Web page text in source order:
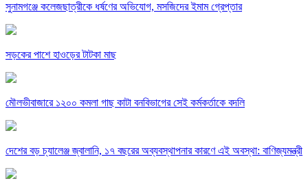
সুনামগঞ্জে কলেজছাত্রীকে ধর্ষণের অভিযোগ, মসজিদের ইমাম গ্রেপ্তার
সড়কের পাশে হাওড়ের টাটকা মাছ
মৌলভীবাজারে ১২০০ কমলা গাছ কাটা বনবিভাগের সেই কর্মকর্তাকে বদলি
দেশের বড় চ্যালেঞ্জ জ্বালানি, ১৭ বছরের অব্যবস্থাপনার কারণে এই অবস্থা: বাণিজ্যমন্ত্রী